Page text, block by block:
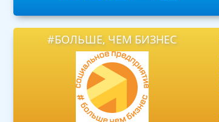
#БОЛЬШЕ, ЧЕМ БИЗНЕС